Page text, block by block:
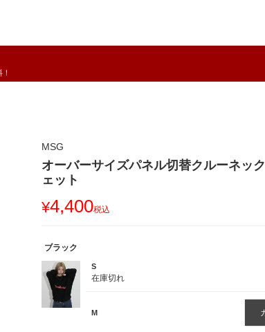
MSG
オーバーサイズパネル切替クルーネッ
ェット
¥4,400税込
ブラック
S
在庫切れ
M